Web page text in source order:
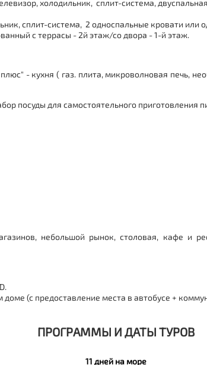
холодильник, сплит-система,
сплит-система, 2 односпальные кровати или
с террасы - 2й этаж/со двора - 1-й этаж.
- кухня ( газ. плита, микроволновая печь,
посуды для самостоятельного приготовления
небольшой рынок, столовая, кафе и
(с предоставление места в автобусе +
ПРОГРАММЫ И ДАТЫ ТУРОВ
11 дней на море